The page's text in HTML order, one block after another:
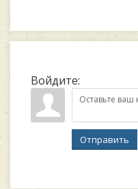
Войдите:
Отправить